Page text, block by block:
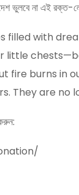
ভুলবে না এই রক্ত-
filled with
little
fire burns in
They are no